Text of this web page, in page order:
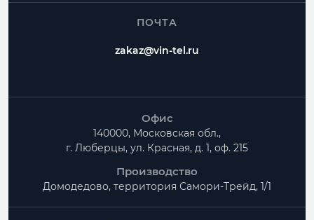
ПОЧТА
zakaz@vin-tel.ru
Офис
140000, Московская обл.,
г. Люберцы, ул. Красная, д. 1, оф. 215
Производство
Домодедово, территория Самори-Трейд, 1/1